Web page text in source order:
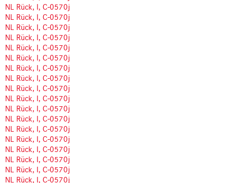
NL Rück, I, C-0570j
NL Rück, I, C-0570j
NL Rück, I, C-0570j
NL Rück, I, C-0570j
NL Rück, I, C-0570j
NL Rück, I, C-0570j
NL Rück, I, C-0570j
NL Rück, I, C-0570j
NL Rück, I, C-0570j
NL Rück, I, C-0570j
NL Rück, I, C-0570j
NL Rück, I, C-0570j
NL Rück, I, C-0570j
NL Rück, I, C-0570j
NL Rück, I, C-0570j
NL Rück, I, C-0570j
NL Rück, I, C-0570j
NL Rück, I, C-0570j